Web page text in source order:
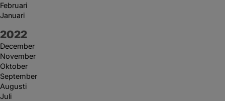
Februari
Januari
År:
2022
December
November
Oktober
September
Augusti
Juli